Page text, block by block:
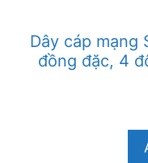
Dây cáp mạng
đồng đặc, 4